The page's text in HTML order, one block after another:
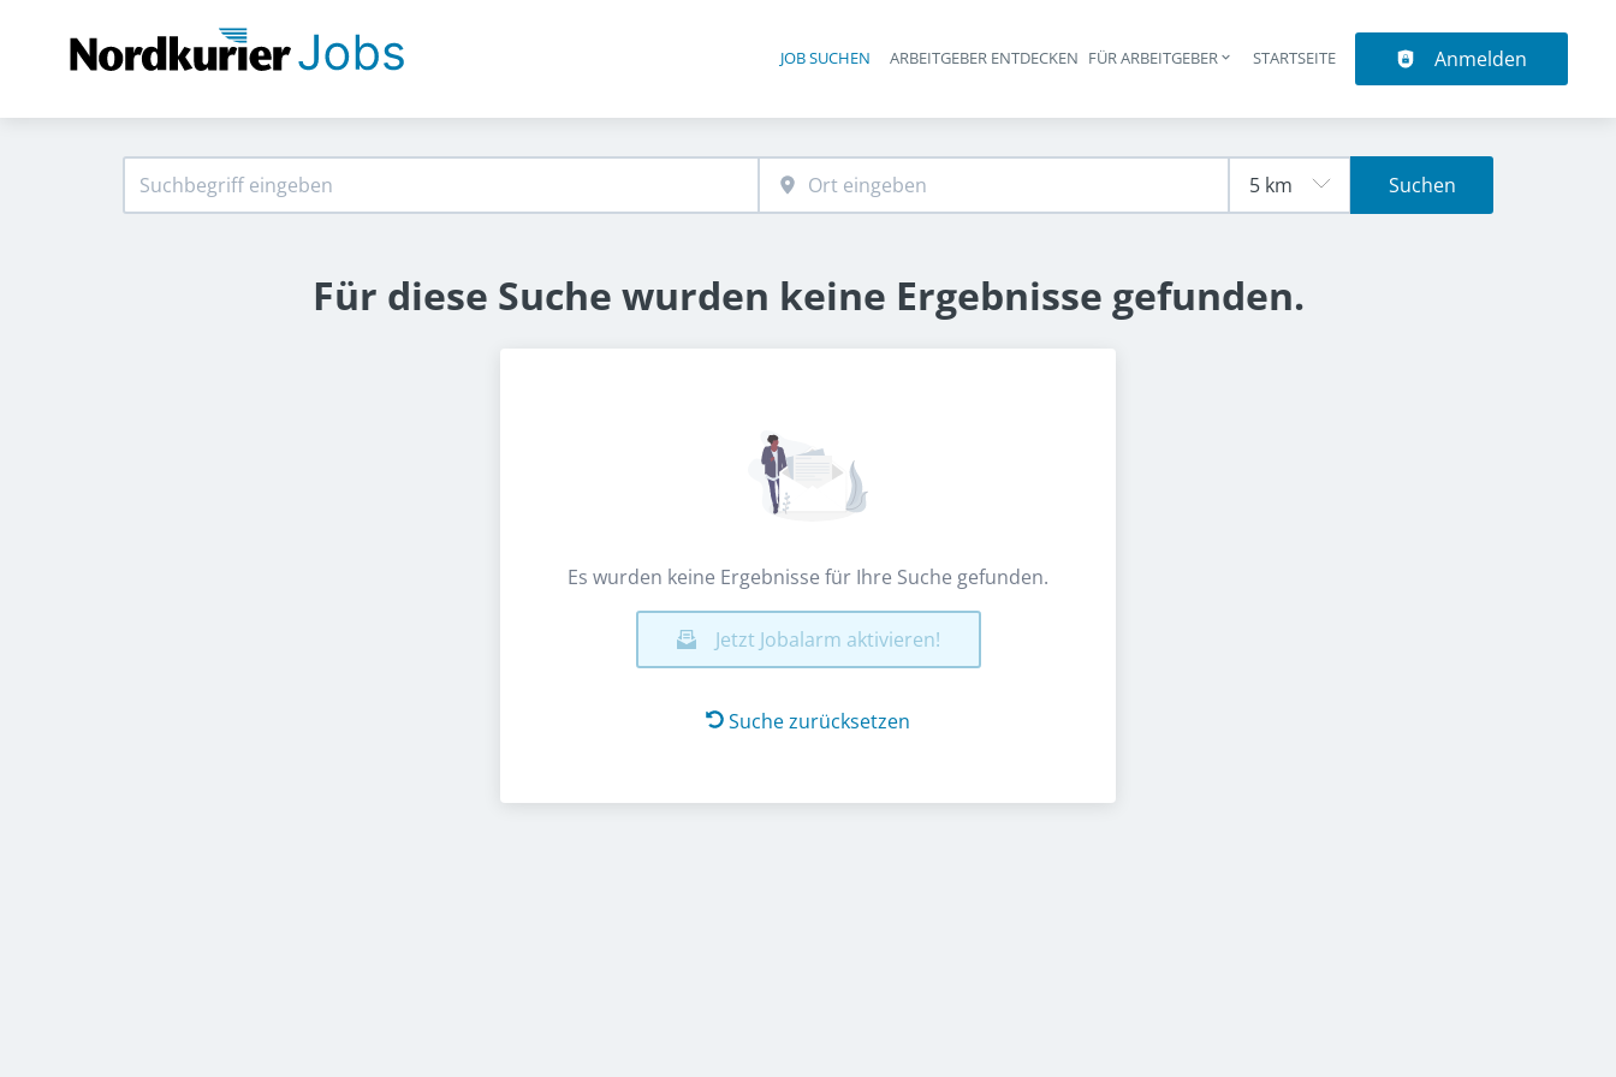
Haupt-Navigation
JOB SUCHEN ARBEITGEBER ENTDECKEN FÜR ARBEITGEBER STARTSEITE Anmelden
Suchen
Für diese Suche wurden keine Ergebnisse gefunden.
Es wurden keine Ergebnisse für Ihre Suche gefunden.
Jetzt Jobalarm aktivieren!
Suche zurücksetzen